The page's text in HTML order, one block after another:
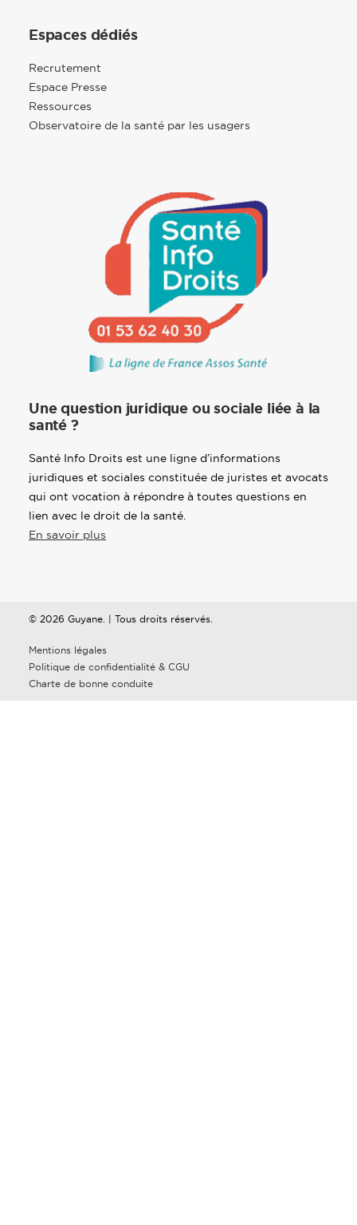
Espaces dédiés
Recrutement
Espace Presse
Ressources
Observatoire de la santé par les usagers
Une question juridique ou sociale liée à la
santé ?
Santé Info Droits est une ligne d’informations
juridiques et sociales constituée de juristes et avocats
qui ont vocation à répondre à toutes questions en
lien avec le droit de la santé.
En savoir plus
© 2026 Guyane. | Tous droits réservés.
Mentions légales
Politique de confidentialité & CGU
Charte de bonne conduite